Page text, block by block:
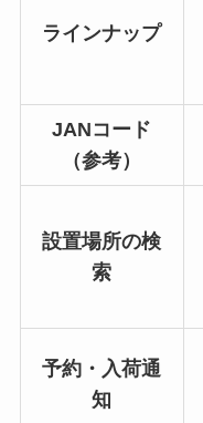
ラインナップ
JANコード
（参考）
設置場所の検
索
予約・入荷通
知